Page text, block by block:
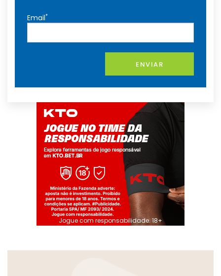
Email*
ENVIAR
Jogue com responsabilidade. 18+